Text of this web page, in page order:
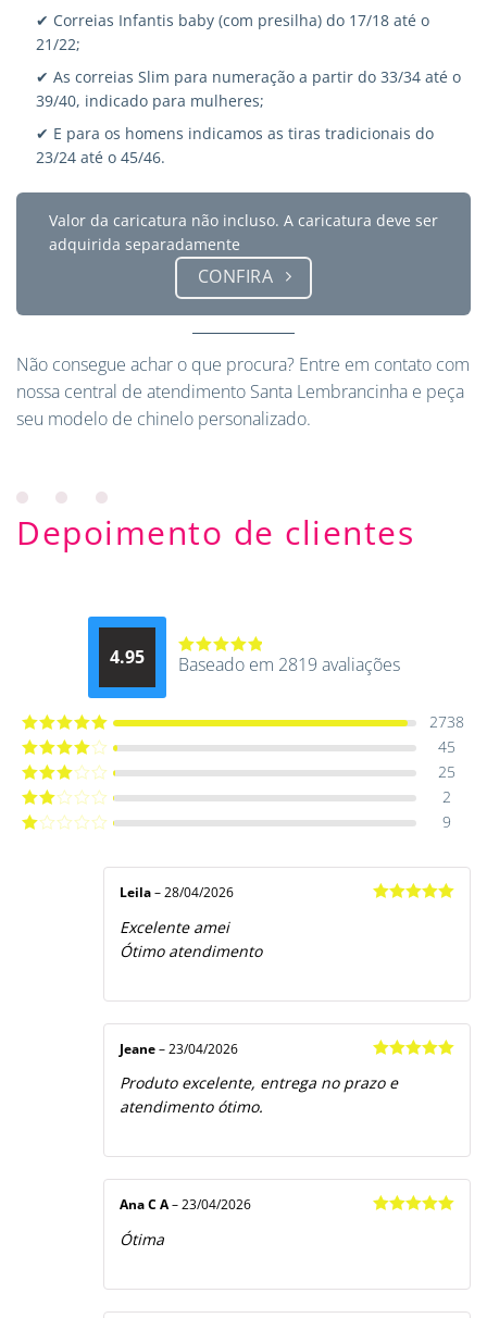
✔ Correias Infantis baby (com presilha) do 17/18 até o
21/22;
✔ As correias Slim para numeração a partir do 33/34 até o
39/40, indicado para mulheres;
✔ E para os homens indicamos as tiras tradicionais do
23/24 até o 45/46.
Valor da caricatura não incluso. A caricatura deve ser
adquirida separadamente
CONFIRA
Não consegue achar o que procura? Entre em contato com
nossa central de atendimento Santa Lembrancinha e peça
seu modelo de chinelo personalizado.
Depoimento de clientes
4.95
Avaliação
Baseado em 2819 avaliações
Avaliação5
2738
Avaliação
45
Avaliação
25
Avaliação
2
9
Leila – 28/04/2026
Excelente amei
Ótimo atendimento
de 5
Jeane – 23/04/2026
Produto excelente, entrega no prazo e
atendimento ótimo.
Ana C A– 23/04/2026
Ótima